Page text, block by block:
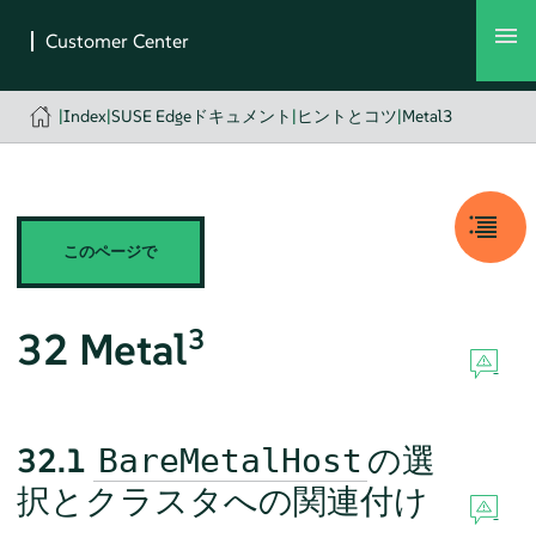
|Index|SUSE Edgeドキュメント |ヒントとコツ|Metal3
このページで
32 Metal3
32.1 BareMetalHost の選
択とクラスタへの関連付け